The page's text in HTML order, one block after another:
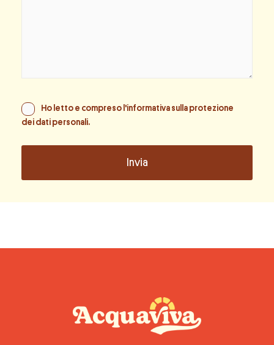
Ho letto e compreso l'informativa sulla protezione
dei dati personali.